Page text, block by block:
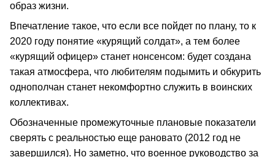
образ жизни.
Впечатление такое, что если все пойдет по плану, то к
2020 году понятие «курящий солдат», а тем более
«курящий офицер» станет нонсенсом: будет создана
такая атмосфера, что любителям подымить и обкурить
однополчан станет некомфортно служить в воинских
коллективах.
Обозначенные промежуточные плановые показатели
сверять с реальностью еще рановато (2012 год не
завершился). Но заметно, что военное руководство за